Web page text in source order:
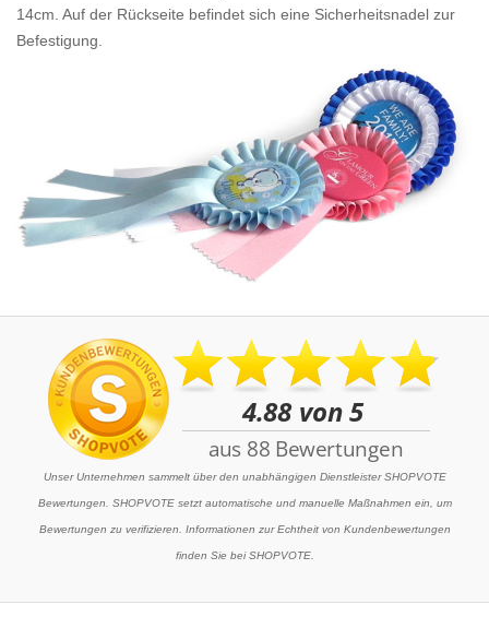
14cm. Auf der Rückseite befindet sich eine Sicherheitsnadel zur
Befestigung.
Unser Unternehmen sammelt über den unabhängigen Dienstleister SHOPVOTE
Bewertungen. SHOPVOTE setzt automatische und manuelle Maßnahmen ein, um
Bewertungen zu verifizieren. Informationen zur Echtheit von Kundenbewertungen
finden Sie bei SHOPVOTE.